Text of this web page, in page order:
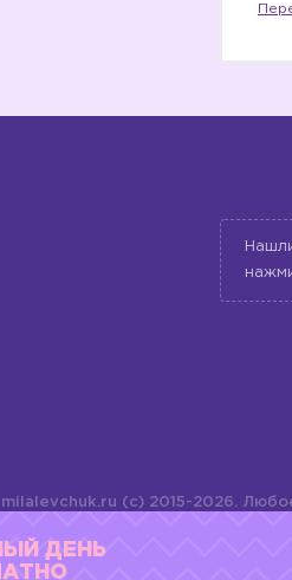
milalevchuk.ru (c) 2015-2026.
материалов или подборки
оформления допускается лишь с
ДЕНЬ